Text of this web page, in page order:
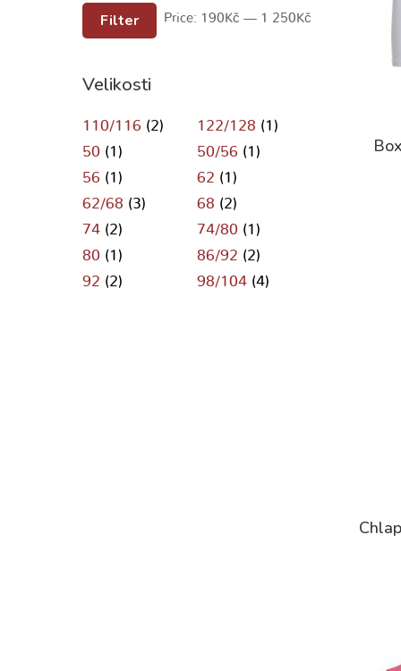
Filter Price: 190Kč — 1 250Kč
Velikosti
110/116 (2) 122/128 (1)
50 (1) 50/56 (1)
56 (1) 62 (1)
62/68 (3) 68 (2)
74 (2) 74/80 (1)
80 (1) 86/92 (2)
92 (2) 98/104 (4)